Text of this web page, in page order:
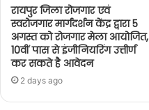
रायपुर जिला रोजगार एवं
स्वरोजगार मार्गदर्शन केंद्र द्वारा 5
अगस्त को रोजगार मेला आयोजित,
10वीं पास से इंजीनियरिंग उत्तीर्ण
कर सकते है आवेदन
2 days ago